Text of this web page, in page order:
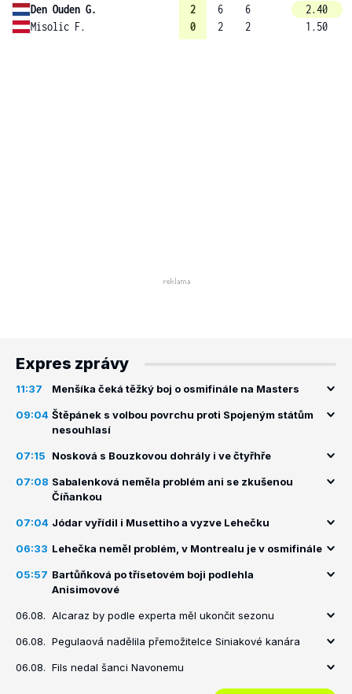
Den Ouden G.
Misolic F.
2
0
6
2
6
2
2.40
1.50
Expres zprávy
11:37 Menšíka čeká těžký boj o osmifinále na Masters
09:04 Štěpánek s volbou povrchu proti Spojeným státům
nesouhlasí
07:15 Nosková s Bouzkovou dohrály i ve čtyřhře
07:08 Sabalenková neměla problém ani se zkušenou
Číňankou
07:04 Jódar vyřídil i Musettiho a vyzve Lehečku
06:33 Lehečka neměl problém, v Montrealu je v osmifinále
05:57 Bartůňková po třísetovém boji podlehla
Anisimovové
06.08. Alcaraz by podle experta měl ukončit sezonu
06.08. Pegulaová nadělila přemožitelce Siniakové kanára
06.08. Fils nedal šanci Navonemu